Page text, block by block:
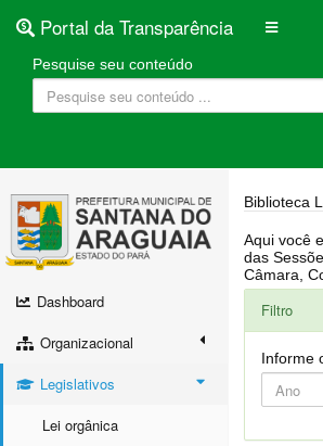
Portal da Transparência
Pesquise seu conteúdo
Dashboard
Organizacional
Legislativos
Lei orgânica
Biblioteca
Aqui você encontra as Leis Ordinárias,
das Sessões Plenárias, Regulamentação da LAI, Atos de Julgamento do Governo, Agenda Externa do presidente, Relatório do Controle Interno,
Filtro
Informe